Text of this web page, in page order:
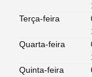
Terça-feira
Quarta-feira
Quinta-feira